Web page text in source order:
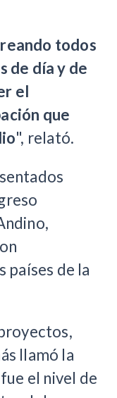
todos
de día y de
el
que
", relató.
países de la
llamó la
el nivel de